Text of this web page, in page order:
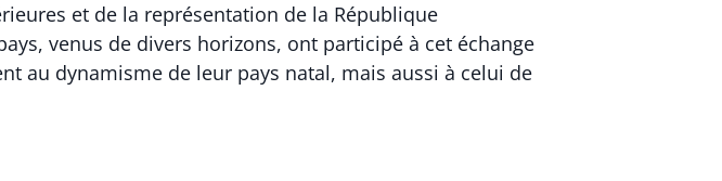
et de la représentation de la République
venus de divers horizons, ont participé à cet échange
au dynamisme de leur pays natal, mais aussi à celui de